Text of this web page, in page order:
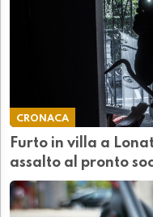
CRONACA
Furto in villa a
assalto al pronto